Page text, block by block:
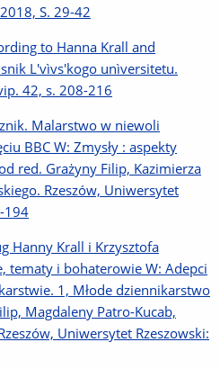
S. 29-42
to Hanna Krall and
L'vìvs'kogo unìversitetu.
42, s. 208-216
Malarstwo w niewoli
BBC W: Zmysły : aspekty
red. Grażyny Filip, Kazimierza
Rzeszów, Uniwersytet
194
Hanny Krall i Krzysztofa
tematy i bohaterowie W: Adepci
1, Młode dziennikarstwo
Magdaleny Patro-Kucab,
Uniwersytet Rzeszowski: